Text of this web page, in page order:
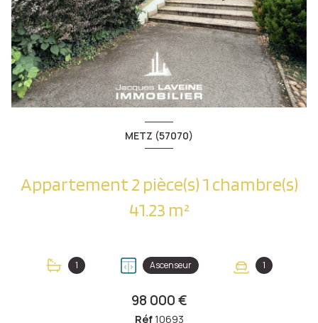
METZ (57070)
Appartement 2 pièce(s) 1 chambre(s)
41.23 m²
1 Ascenseur 1
98 000 €
Réf10693